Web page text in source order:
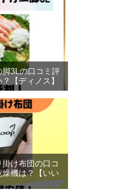
脚3Lの口コミ評
【ディノス】
け布団の口コ
燥機は？【いい